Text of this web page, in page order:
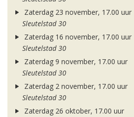
Zaterdag 23 november, 17.00 uur
Sleutelstad 30
Zaterdag 16 november, 17.00 uur
Sleutelstad 30
Zaterdag 9 november, 17.00 uur
Sleutelstad 30
Zaterdag 2 november, 17.00 uur
Sleutelstad 30
Zaterdag 26 oktober, 17.00 uur